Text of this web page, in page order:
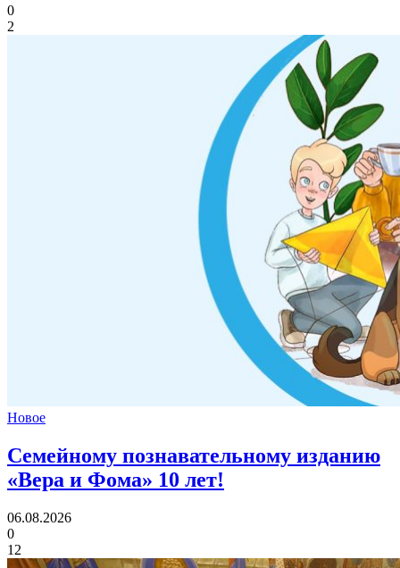
0
2
Новое
Семейному познавательному изданию
«Вера и Фома» 10 лет!
06.08.2026
0
12